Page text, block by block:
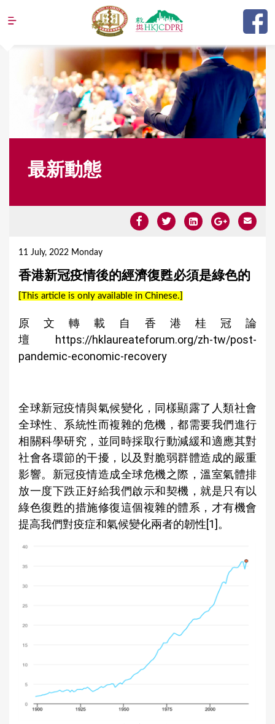
Jump to navigation
最新動態
11 July, 2022 Monday
香港新冠疫情後的經濟復甦必須是綠色的
[This article is only available in Chinese.]
原文轉載自香港桂冠論
壇 https://hklaureateforum.org/zh-tw/post-
pandemic-economic-recovery
全球新冠疫情與氣候變化，同樣顯露了人類社會
全球性、系統性而複雜的危機，都需要我們進行
相關科學研究，並同時採取行動減緩和適應其對
社會各環節的干擾，以及對脆弱群體造成的嚴重
影響。新冠疫情造成全球危機之際，溫室氣體排
放一度下跌正好給我們啟示和契機，就是只有以
綠色復甦的措施修復這個複雜的體系，才有機會
提高我們對疫症和氣候變化兩者的韌性[1]。